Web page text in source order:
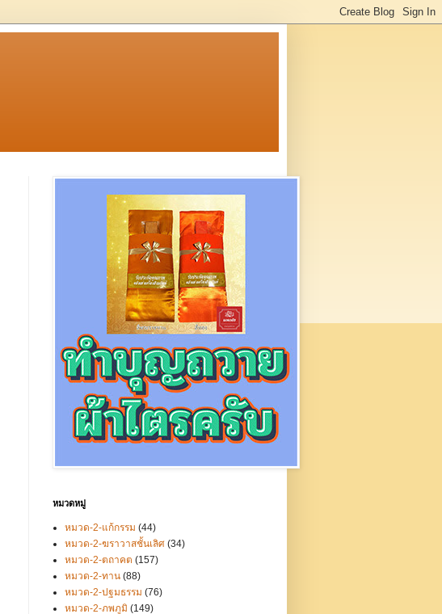
หมวดหมู่
หมวด-2-แก้กรรม (44)
หมวด-2-ฆราวาสชั้นเลิศ (34)
หมวด-2-ตถาคต (157)
หมวด-2-ทาน (88)
หมวด-2-ปฐมธรรม (76)
หมวด-2-ภพภูมิ (149)